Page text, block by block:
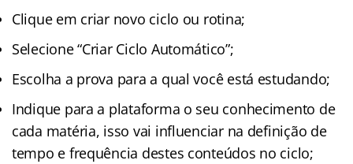
Clique em criar novo ciclo ou rotina;
Selecione “Criar Ciclo Automático”;
Escolha a prova para a qual você está estudando;
Indique para a plataforma o seu conhecimento de
cada matéria, isso vai influenciar na definição de
tempo e frequência destes conteúdos no ciclo;